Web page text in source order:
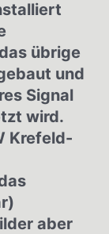
übrige
und
Signal
wird.
Krefeld-
aber